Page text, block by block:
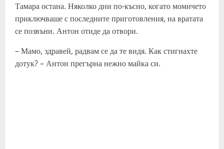
Тамара остана. Няколко дни по-късно, когато момичето
приключваше с последните приготовления, на вратата
се позвъни. Антон отиде да отвори.
– Мамо, здравей, радвам се да те видя. Как стигнахте
дотук? – Антон прегърна нежно майка си.